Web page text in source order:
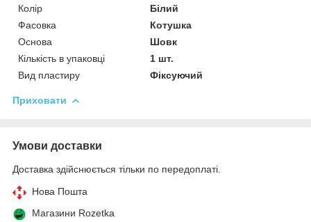
Колір
Білий
Фасовка
Котушка
Основа
Шовк
Кількість в упаковці
1 шт.
Вид пластиру
Фіксуючий
Приховати
Умови доставки
Доставка здійснюється тільки по передоплаті.
Нова Пошта
Магазини Rozetka